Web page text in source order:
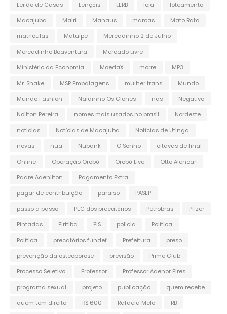
Leilão de Casas
Lençóis LERB loja
loteamento
Macajuba
Mairi Manaus marcas
Mato Rato
matriculas
Matuípe
Mercadinho 2 de Julho
Mercadinho Boaventura
Mercado Livre
Ministério da Economia
MoedaX morre
MP3
Mr. Shake
MSR Embalagens mulher trans
Mundo
Mundo Fashion
Naldinho Os Clones nas
Negativo
Noilton Pereira
nomes mais usados no brasil
Nordeste
noticias
Notícias de Macajuba
Notícias de Utinga
novas
nua Nubank O Sonho
oitavas de final
Online
Operação Orobó Orobó Live
Otto Alencar
Padre Adenilton
Pagamento Extra
pagar de contribuição
paraiso
PASEP
passo a passo
PEC dos precatórios Petrobras
Pfizer
Pintadas
Piritiba PIS policia
Politica
Política
precatórios fundef Prefeitura
preso
prevenção da osteoporose
previsão
Prime Club
Processo Seletivo
Professor
Professor Adenor Pires
programa sexual
projeto publicação
quem recebe
quem tem direito
R$ 600 Rafaela Melo
RB